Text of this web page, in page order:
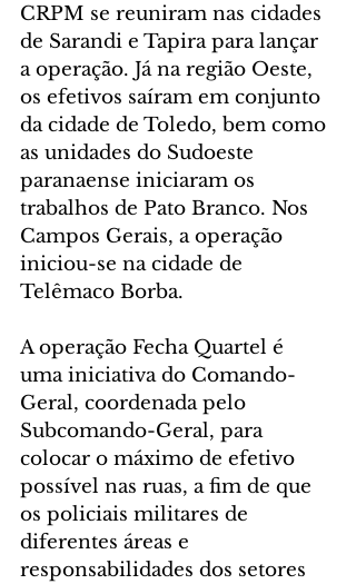
CRPM se reuniram nas cidades
de Sarandi e Tapira para lançar
a operação. Já na região Oeste,
os efetivos saíram em conjunto
da cidade de Toledo, bem como
as unidades do Sudoeste
paranaense iniciaram os
trabalhos de Pato Branco. Nos
Campos Gerais, a operação
iniciou-se na cidade de
Telêmaco Borba.
A operação Fecha Quartel é
uma iniciativa do Comando-
Geral, coordenada pelo
Subcomando-Geral, para
colocar o máximo de efetivo
possível nas ruas, a fim de que
os policiais militares de
diferentes áreas e
responsabilidades dos setores